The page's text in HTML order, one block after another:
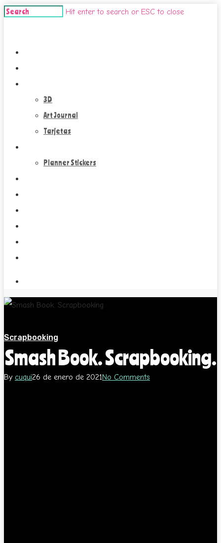
Hit enter to search or ESC to close
3D
Art Journal
Tarjetas
Planner Stickers
Scrapbooking
Smash Book. Scrapbooking.
By cuqui26 de enero de 2021No Comments